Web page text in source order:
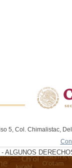
5, Col. Chimalistac,
ALGUNOS